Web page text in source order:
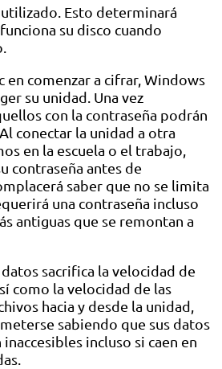
Esto determinará
su disco cuando
en comenzar a cifrar, Windows
su unidad. Una vez
con la contraseña podrán
conectar la unidad a otra
en la escuela o el trabajo,
contraseña antes de
saber que no se limita
una contraseña incluso
antiguas que se remontan a
sacrifica la velocidad de
como la velocidad de las
hacia y desde la unidad,
sabiendo que sus datos
incluso si caen en